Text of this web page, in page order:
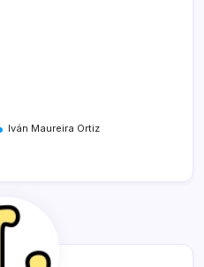
Iván Maureira Ortiz